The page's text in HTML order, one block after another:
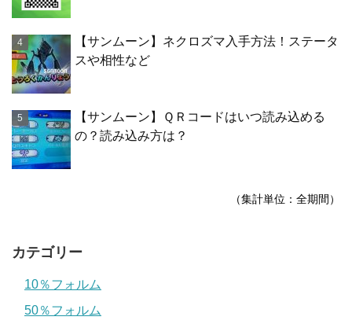
【サンムーン】ネクロズマ入手方法！ステータ
スや相性など
【サンムーン】ＱＲコードはいつ読み込める
の？読み込み方は？
（集計単位：全期間）
カテゴリー
10％フォルム
50％フォルム